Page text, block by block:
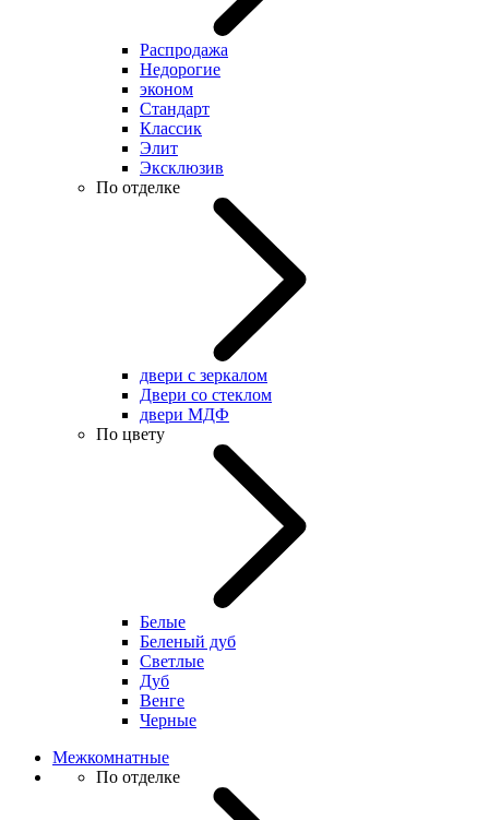
Распродажа
Недорогие
эконом
Стандарт
Классик
Элит
Эксклюзив
По отделке
двери с зеркалом
Двери со стеклом
двери МДФ
По цвету
Белые
Беленый дуб
Светлые
Дуб
Венге
Черные
Межкомнатные
По отделке